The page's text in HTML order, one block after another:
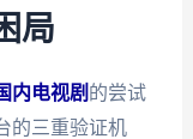
局
内电视剧 的尝试
的三重验证机